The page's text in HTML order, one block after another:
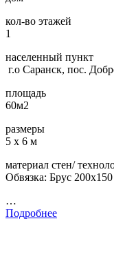
кол-во этажей
1
населенный пункт
г.о Саранск, пос.
площадь
60м2
размеры
5 х 6 м
материал стен/
Обвязка: Брус
…
Подробнее